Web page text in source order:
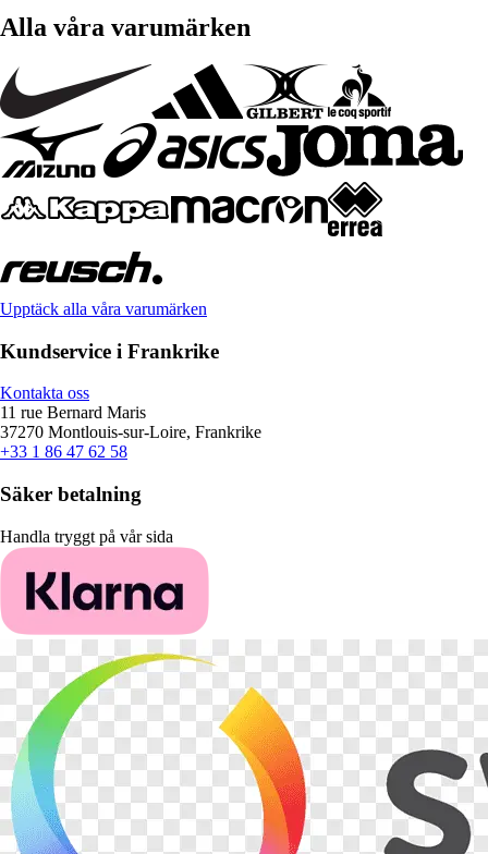
Alla våra varumärken
Upptäck alla våra varumärken
Kundservice i Frankrike
Kontakta oss
11 rue Bernard Maris
37270 Montlouis-sur-Loire, Frankrike
+33 1 86 47 62 58
Säker betalning
Handla tryggt på vår sida